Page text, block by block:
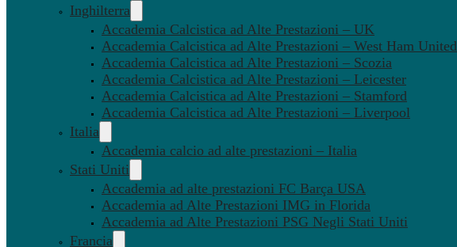
Inghilterra
Accademia Calcistica ad Alte Prestazioni – UK
Accademia Calcistica ad Alte Prestazioni – West Ham United
Accademia Calcistica ad Alte Prestazioni – Scozia
Accademia Calcistica ad Alte Prestazioni – Leicester
Accademia Calcistica ad Alte Prestazioni – Stamford
Accademia Calcistica ad Alte Prestazioni – Liverpool
Italia
Accademia calcio ad alte prestazioni – Italia
Stati Uniti
Accademia ad alte prestazioni FC Barça USA
Accademia ad Alte Prestazioni IMG in Florida
Accademia ad Alte Prestazioni PSG Negli Stati Uniti
Francia